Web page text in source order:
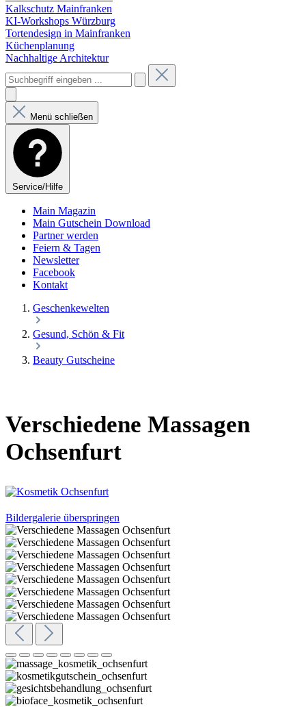
Kalkschutz Mainfranken
KI-Workshops Würzburg
Tortendesign in Mainfranken
Küchenplanung
Nachhaltige Architektur
Menü schließen
Service/Hilfe
Main Magazin
Main Gutschein Download
Partner werden
Feiern & Tagen
Newsletter
Facebook
Kontakt
Geschenkewelten
Gesund, Schön & Fit
Beauty Gutscheine
Verschiedene Massagen
Ochsenfurt
Bildergalerie überspringen